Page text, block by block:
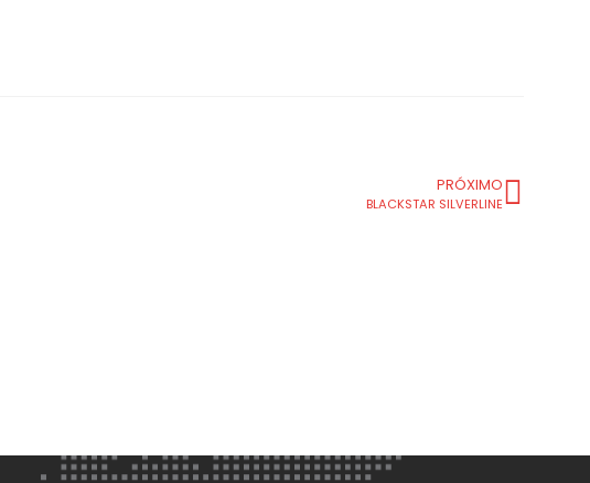
PRÓXIMO
BLACKSTAR SILVERLINE